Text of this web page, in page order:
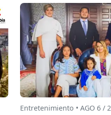
Entretenimiento • AGO 6 /